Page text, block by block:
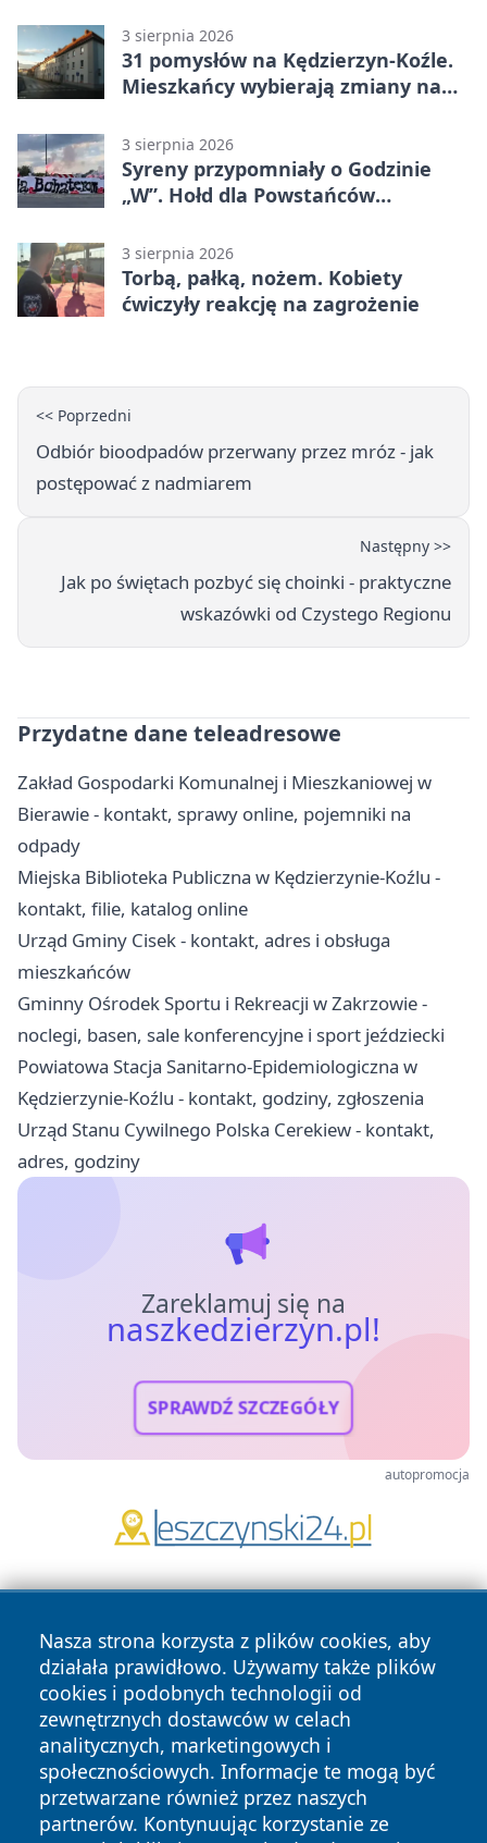
3 sierpnia 2026
31 pomysłów na Kędzierzyn-Koźle.
Mieszkańcy wybierają zmiany na
3 sierpnia 2026
Syreny przypomniały o Godzinie
„W”. Hołd dla Powstańców
3 sierpnia 2026
Torbą, pałką, nożem. Kobiety
ćwiczyły reakcję na zagrożenie
<< Poprzedni
Odbiór bioodpadów przerwany przez mróz - jak
postępować z nadmiarem
Następny >>
Jak po świętach pozbyć się choinki - praktyczne
wskazówki od Czystego Regionu
Przydatne dane teleadresowe
Zakład Gospodarki Komunalnej i Mieszkaniowej w
Bierawie - kontakt, sprawy online, pojemniki na
odpady
Miejska Biblioteka Publiczna w Kędzierzynie-Koźlu -
kontakt, filie, katalog online
Urząd Gminy Cisek - kontakt, adres i obsługa
mieszkańców
Gminny Ośrodek Sportu i Rekreacji w Zakrzowie -
noclegi, basen, sale konferencyjne i sport jeździecki
Powiatowa Stacja Sanitarno-Epidemiologiczna w
Kędzierzynie-Koźlu - kontakt, godziny, zgłoszenia
Urząd Stanu Cywilnego Polska Cerekiew - kontakt,
adres, godziny
Zareklamuj się na
naszkedzierzyn.pl!
SPRAWDŹ SZCZEGÓŁY
autopromocja
Nasza strona korzysta z plików cookies, aby
działała prawidłowo. Używamy także plików
cookies i podobnych technologii od
zewnętrznych dostawców w celach
analitycznych, marketingowych i
społecznościowych. Informacje te mogą być
przetwarzane również przez naszych
partnerów. Kontynuując korzystanie ze
Copyright © 2026 naszkedzierzyn.pl Wszystkie prawa
zastrzeżone.
News Autorzy
Polityka
Polityka